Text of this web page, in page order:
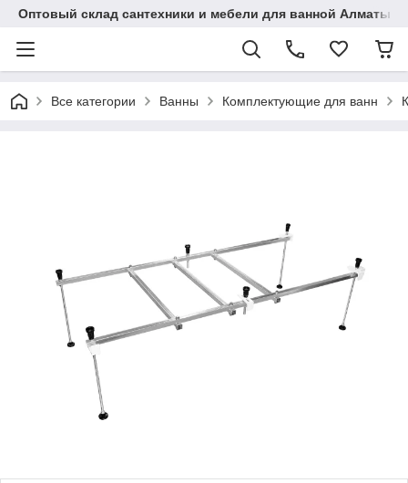
Оптовый склад сантехники и мебели для ванной Алматы •
Все категории Ванны Комплектующие для ванн